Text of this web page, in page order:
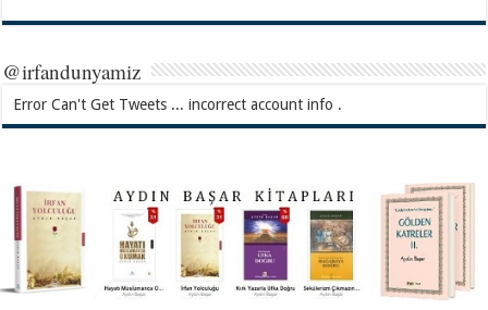
@irfandunyamiz
Error Can't Get Tweets ... incorrect account info .